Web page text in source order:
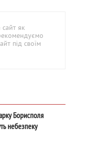
як
під своїм
Борисполя
небезпеку